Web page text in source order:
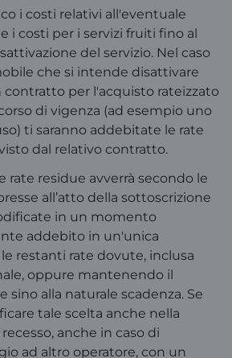
i costi relativi all'eventuale
i costi per i servizi fruiti fino al
del servizio. Nel caso
che si intende disattivare
contratto per l'acquisto rateizzato
di vigenza (ad esempio uno
ti saranno addebitate le rate
dal relativo contratto.
rate residue avverrà secondo le
all’atto della sottoscrizione
in un momento
addebito in un'unica
restanti rate dovute, inclusa
oppure mantenendo il
sino alla naturale scadenza. Se
tale scelta anche nella
anche in caso di
ad altro operatore, con un